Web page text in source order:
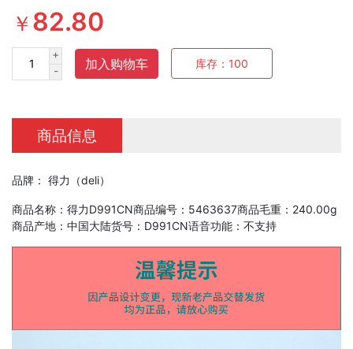
￥ 82.80
+
-
加入购物车 库存： 100
商品信息
品牌： 得力（deli）
商品名称：得力D991CN商品编号：5463637商品毛重：240.00g
商品产地：中国大陆货号：D991CN语音功能：不支持